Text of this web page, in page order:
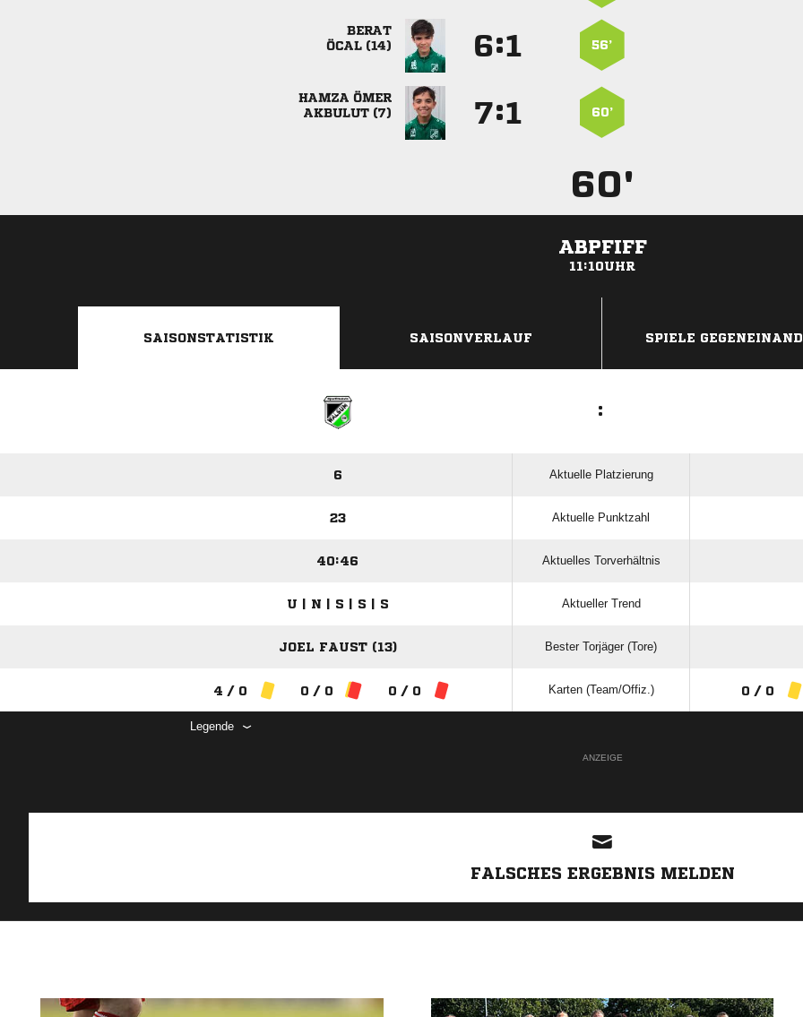

 
: 56’
 
 
: 60’
60'
ABPFIFF
11:10UHR
SAISONSTATISTIK SAISONVERLAUF SPIELE
:
6 Aktuelle Platzierung
23 Aktuelle Punktzahl
40:46 Aktuelles Torverhältnis
U | N | S | S | S Aktueller Trend
JOEL FAUST (13) Bester Torjäger (Tore)
4 / 0 0 / 0 0 / 0 Karten (Team/Offiz.) 0 / 0
Legende
ANZEIGE
FALSCHES ERGEBNIS MELDEN